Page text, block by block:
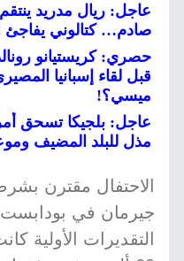
عاجل: ريال مدريد
صادم… كتالوني يفاجئ
حصري: كريستيانو
قبل لقاء إسبانيا
ميسي؟!
عاجل: بلجيكا تسحق
مذل للبلد المضيف
الاحتفال مقترن
جيرمان في
التقديرات الأولية